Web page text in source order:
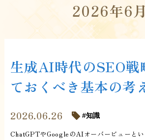
2026年6月
生成AI時代のSEO戦
ておくべき基本の考
2026.06.26 知識
ChatGPTやGoogleのAIオーバービューと